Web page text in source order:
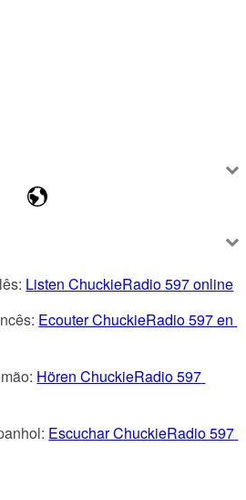
Listen ChuckieRadio 597 online
Ecouter ChuckieRadio 597 en
Hören ChuckieRadio 597
Escuchar ChuckieRadio 597